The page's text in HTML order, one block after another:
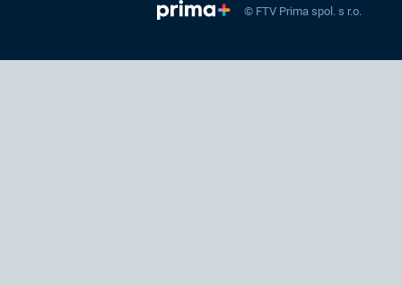
© FTV Prima spol. s r.o.